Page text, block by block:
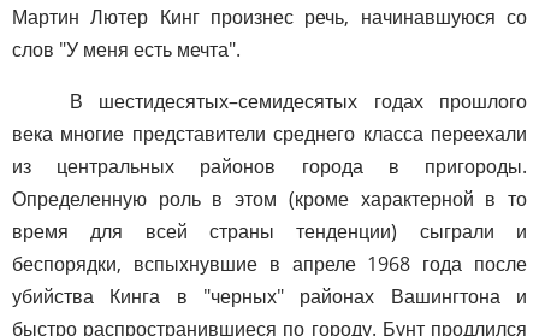
Мартин Лютер Кинг произнес речь, начинавшуюся со
слов "У меня есть мечта".
В шестидесятых–семидесятых годах прошлого
века многие представители среднего класса переехали
из центральных районов города в пригороды.
Определенную роль в этом (кроме характерной в то
время для всей страны тенденции) сыграли и
беспорядки, вспыхнувшие в апреле 1968 года после
убийства Кинга в "черных" районах Вашингтона и
быстро распространившиеся по городу. Бунт продлился